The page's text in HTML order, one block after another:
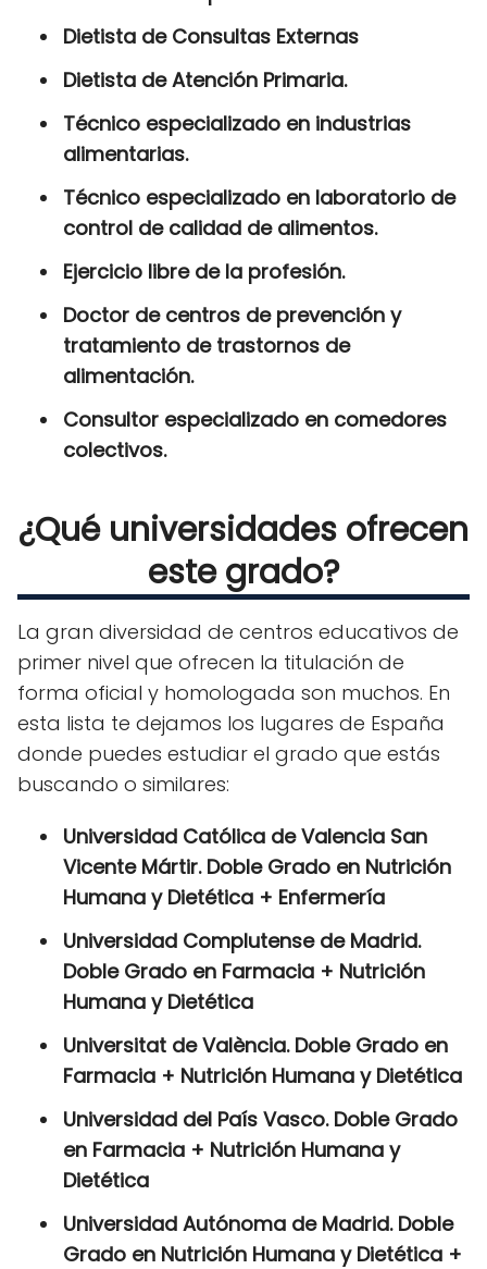
Dietista de Consultas Externas
Dietista de Atención Primaria.
Técnico especializado en industrias
alimentarias.
Técnico especializado en laboratorio de
control de calidad de alimentos.
Ejercicio libre de la profesión.
Doctor de centros de prevención y
tratamiento de trastornos de
alimentación.
Consultor especializado en comedores
colectivos.
¿Qué universidades ofrecen
este grado?
La gran diversidad de centros educativos de
primer nivel que ofrecen la titulación de
forma oficial y homologada son muchos. En
esta lista te dejamos los lugares de España
donde puedes estudiar el grado que estás
buscando o similares:
Universidad Católica de Valencia San
Vicente Mártir. Doble Grado en Nutrición
Humana y Dietética + Enfermería
Universidad Complutense de Madrid.
Doble Grado en Farmacia + Nutrición
Humana y Dietética
Universitat de València. Doble Grado en
Farmacia + Nutrición Humana y Dietética
Universidad del País Vasco. Doble Grado
en Farmacia + Nutrición Humana y
Dietética
Universidad Autónoma de Madrid. Doble
Grado en Nutrición Humana y Dietética +